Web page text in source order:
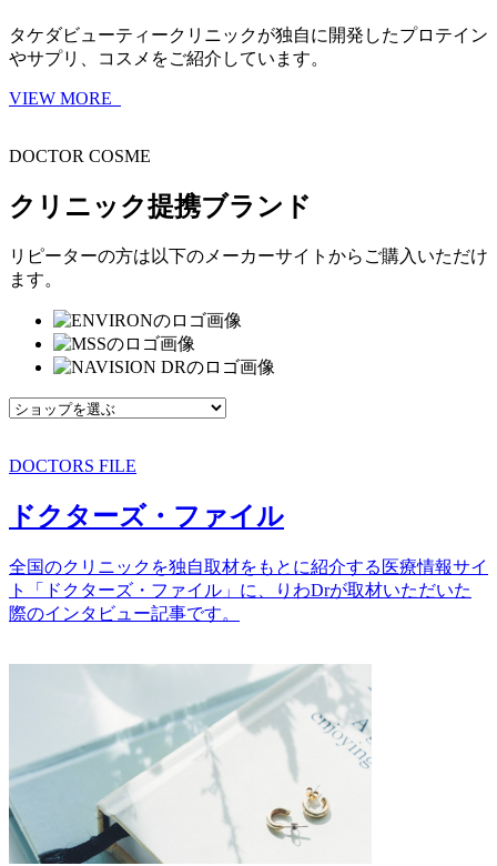
タケダビューティークリニックが独自に開発したプロテイン
やサプリ、コスメをご紹介しています。
VIEW MORE
DOCTOR COSME
クリニック提携ブランド
リピーターの方は以下のメーカーサイトからご購入いただけ
ます。
DOCTORS FILE
ドクターズ・ファイル
全国のクリニックを独自取材をもとに紹介する医療情報サイ
ト「ドクターズ・ファイル」に、りわDrが取材いただいた
際のインタビュー記事です。